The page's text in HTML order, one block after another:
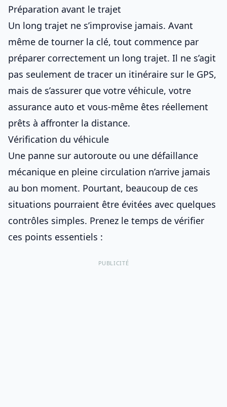
Préparation avant le trajet
Un long trajet ne s’improvise jamais. Avant
même de tourner la clé, tout commence par
préparer correctement un long trajet. Il ne s’agit
pas seulement de tracer un itinéraire sur le GPS,
mais de s’assurer que votre véhicule, votre
assurance auto et vous-même êtes réellement
prêts à affronter la distance.
Vérification du véhicule
Une panne sur autoroute ou une défaillance
mécanique en pleine circulation n’arrive jamais
au bon moment. Pourtant, beaucoup de ces
situations pourraient être évitées avec quelques
contrôles simples. Prenez le temps de vérifier
ces points essentiels :
PUBLICITÉ